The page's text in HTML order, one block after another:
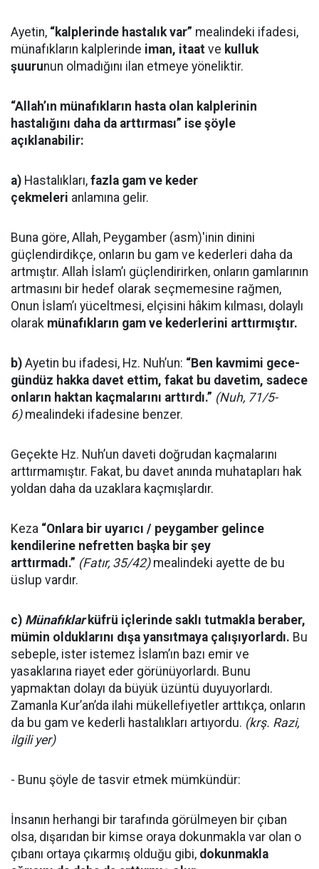
Ayetin, “kalplerinde hastalık var” mealindeki ifadesi,
münafıkların kalplerinde iman, itaat ve kulluk
şuurunun olmadığını ilan etmeye yöneliktir.
“Allah’ın münafıkların hasta olan kalplerinin
hastalığını daha da arttırması” ise şöyle
açıklanabilir:
a) Hastalıkları, fazla gam ve keder
çekmeleri anlamına gelir.
Buna göre, Allah, Peygamber (asm)'inin dinini
güçlendirdikçe, onların bu gam ve kederleri daha da
artmıştır. Allah İslam’ı güçlendirirken, onların gamlarının
artmasını bir hedef olarak seçmemesine rağmen,
Onun İslam’ı yüceltmesi, elçisini hâkim kılması, dolaylı
olarak münafıkların gam ve kederlerini arttırmıştır.
b) Ayetin bu ifadesi, Hz. Nuh’un: “Ben kavmimi gece-
gündüz hakka davet ettim, fakat bu davetim, sadece
onların haktan kaçmalarını arttırdı.” (Nuh, 71/5-
6) mealindeki ifadesine benzer.
Geçekte Hz. Nuh’un daveti doğrudan kaçmalarını
arttırmamıştır. Fakat, bu davet anında muhatapları hak
yoldan daha da uzaklara kaçmışlardır.
Keza “Onlara bir uyarıcı / peygamber gelince
kendilerine nefretten başka bir şey
arttırmadı.” (Fatır, 35/42) mealindeki ayette de bu
üslup vardır.
c) Münafıklar küfrü içlerinde saklı tutmakla beraber,
mümin olduklarını dışa yansıtmaya çalışıyorlardı. Bu
sebeple, ister istemez İslam’ın bazı emir ve
yasaklarına riayet eder görünüyorlardı. Bunu
yapmaktan dolayı da büyük üzüntü duyuyorlardı.
Zamanla Kur’an’da ilahi mükellefiyetler arttıkça, onların
da bu gam ve kederli hastalıkları artıyordu. (krş. Razi,
ilgili yer)
- Bunu şöyle de tasvir etmek mümkündür:
İnsanın herhangi bir tarafında görülmeyen bir çıban
olsa, dışarıdan bir kimse oraya dokunmakla var olan o
çıbanı ortaya çıkarmış olduğu gibi, dokunmakla